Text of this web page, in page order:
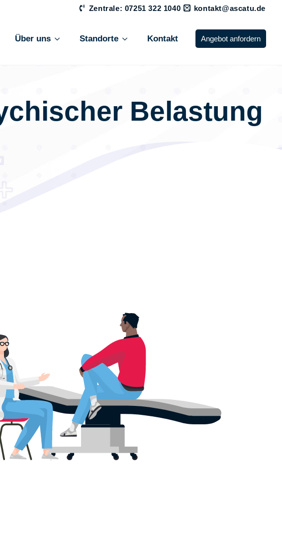
Zentrale: 07251 322 1040 kontakt@ascatu.de
Über uns Standorte Kontakt Angebot anfordern
Belastung